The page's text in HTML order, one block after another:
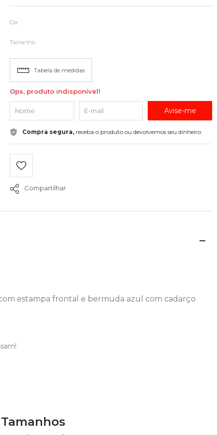
Cor
Tamanho
Tabela de medidas
Ops, produto indisponível!
Avise-me
Compra segura, receba o produto ou devolvemos seu dinheiro
Compartilhar
estampa frontal e bermuda azul com cadarço